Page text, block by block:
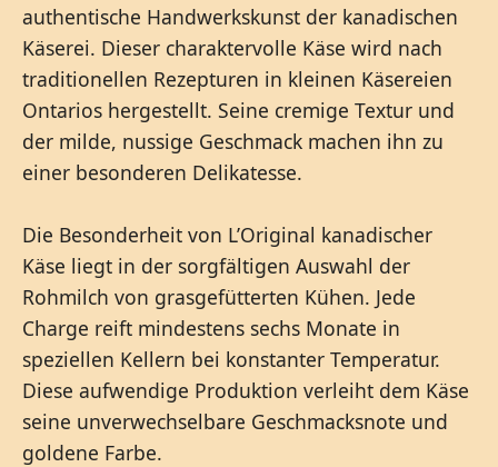
authentische Handwerkskunst der kanadischen
Käserei. Dieser charaktervolle Käse wird nach
traditionellen Rezepturen in kleinen Käsereien
Ontarios hergestellt. Seine cremige Textur und
der milde, nussige Geschmack machen ihn zu
einer besonderen Delikatesse.
Die Besonderheit von L’Original kanadischer
Käse liegt in der sorgfältigen Auswahl der
Rohmilch von grasgefütterten Kühen. Jede
Charge reift mindestens sechs Monate in
speziellen Kellern bei konstanter Temperatur.
Diese aufwendige Produktion verleiht dem Käse
seine unverwechselbare Geschmacksnote und
goldene Farbe.